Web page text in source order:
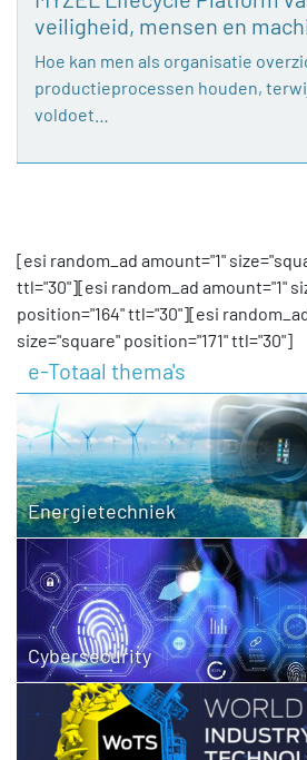
veiligheid, mensen en
Hoe kan men als organisatie
productieprocessen houden,
voldoet…
[esi random_ad amount="1"
ttl="30"][esi random_ad amount="1"
position="164" ttl="30"][esi
size="square" position="171" ttl="30"]
e-Totaal thema's
Energietechniek
Cybersecurity